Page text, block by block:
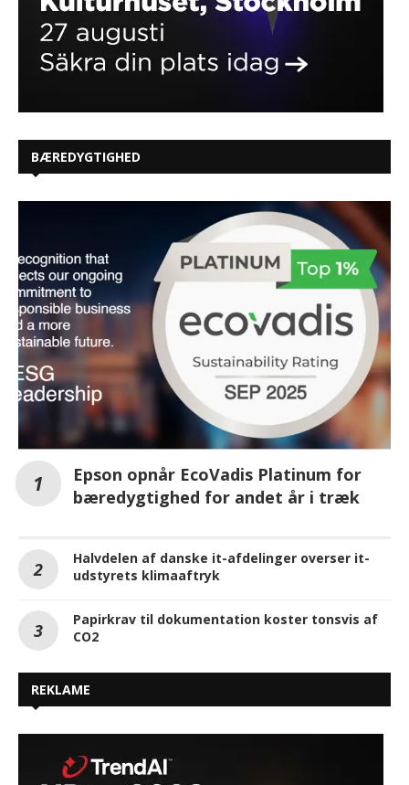
BÆREDYGTIGHED
Epson opnår EcoVadis Platinum for
bæredygtighed for andet år i træk
Halvdelen af danske it-afdelinger overser it-
udstyrets klimaaftryk
Papirkrav til dokumentation koster tonsvis af
CO2
REKLAME